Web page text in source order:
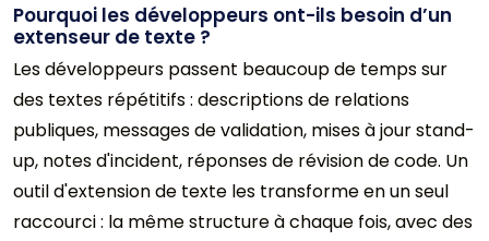
Pourquoi les développeurs ont-ils besoin d’un
extenseur de texte ?
Les développeurs passent beaucoup de temps sur
des textes répétitifs : descriptions de relations
publiques, messages de validation, mises à jour stand-
up, notes d'incident, réponses de révision de code. Un
outil d'extension de texte les transforme en un seul
raccourci : la même structure à chaque fois, avec des